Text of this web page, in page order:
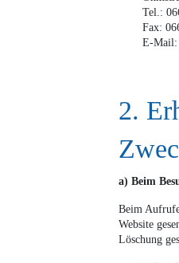
Tel.:
Fax:
E-
2.
a) Beim
Beim
Website
Löschung